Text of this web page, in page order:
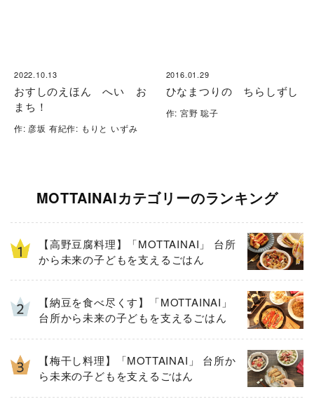
2022.10.13
おすしのえほん へい お
まち！
作: 彦坂 有紀作: もりと いずみ
2016.01.29
ひなまつりの ちらしずし
作: 宮野 聡子
MOTTAINAIカテゴリーのランキング
【高野豆腐料理】「MOTTAINAI」 台所
から未来の子どもを支えるごはん
【納豆を食べ尽くす】「MOTTAINAI」
台所から未来の子どもを支えるごはん
【梅干し料理】「MOTTAINAI」 台所か
ら未来の子どもを支えるごはん